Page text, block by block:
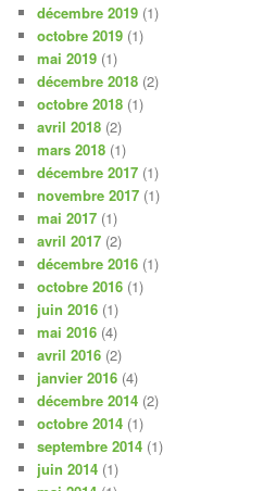
décembre 2019 (1)
octobre 2019 (1)
mai 2019 (1)
décembre 2018 (2)
octobre 2018 (1)
avril 2018 (2)
mars 2018 (1)
décembre 2017 (1)
novembre 2017 (1)
mai 2017 (1)
avril 2017 (2)
décembre 2016 (1)
octobre 2016 (1)
juin 2016 (1)
mai 2016 (4)
avril 2016 (2)
janvier 2016 (4)
décembre 2014 (2)
octobre 2014 (1)
septembre 2014 (1)
juin 2014 (1)